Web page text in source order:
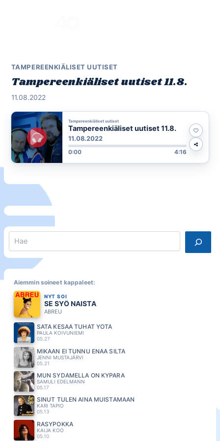
TAMPEREENKIÄLISET UUTISET
Tampereenkiäliset uutiset 11.8.
11.08.2022
Tampereenkiäliset uutiset
Tampereenkiäliset uutiset 11.8.
11.08.2022
0:00 4:16
Aiemmin soineet kappaleet:
NYT SOI
SE SYÖ NAISTA
ABREU
SATA KESÄÄ TUHAT YÖTÄ
PAULA KOIVUNIEMI
05.27
MIKÄÄN EI TUNNU ENÄÄ SILTÄ
JENNI MUSTAJÄRVI
05.21
MUN SYDAMELLA ON KYPARA
SAMULI EDELMANN
05.17
SINUT TULEN AINA MUISTAMAAN
KARI TAPIO
05.13
RÄSYPOKKA
KAIJA KOO
05.10